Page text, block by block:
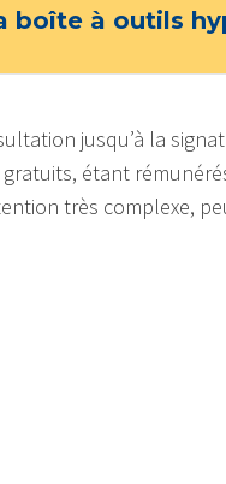
boîte à outils
jusqu’à la
étant
très complexe,